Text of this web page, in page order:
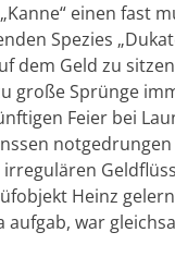
einen fast
Spezies
dem Geld zu
große Sprünge
Feier bei
Heinz
war